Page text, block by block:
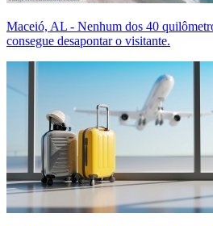
Maceió, AL - Nenhum dos 40
consegue desapontar o visitante.